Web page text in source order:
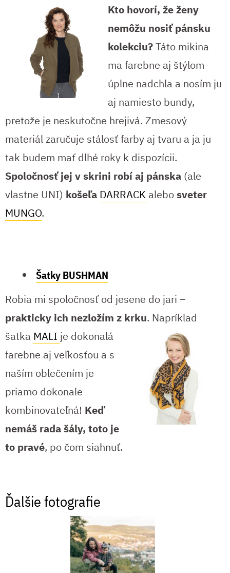
Kto hovorí, že ženy
nemôžu nosiť pánsku
kolekciu?Táto mikina
ma farebne aj štýlom
úplne nadchla a nosím ju
aj namiesto bundy,
pretože je neskutočne hrejivá. Zmesový
materiál zaručuje stálosť farby aj tvaru a ja ju
tak budem mať dlhé roky k dispozícii.
Spoločnosť jej v skrini robí aj pánska (ale
vlastne UNI) košeľa DARRACK alebosveter
MUNGO.
Šatky BUSHMAN
Robia mi spoločnosť od jesene do jari –
prakticky ich nezložím z krku. Napríklad
šatka MALI je dokonalá
farebne aj veľkosťou a s
naším oblečením je
priamo dokonale
kombinovateľná! Keď
nemáš rada šály, toto je
to pravé, po čom siahnuť.
Ďalšie fotografie